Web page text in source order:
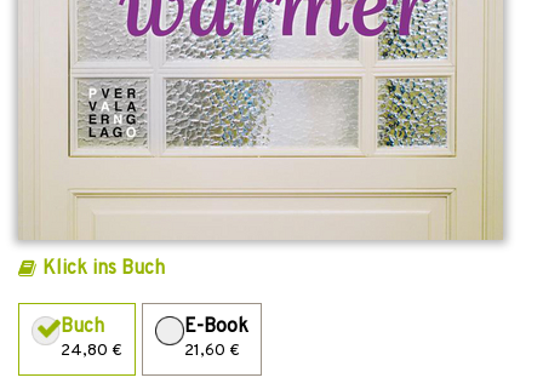
Klick ins Buch
Buch
24,80 €
E-Book
21,60 €